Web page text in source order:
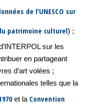
de l’UNESCO sur
patrimoine culturel) ;
sur les
en partageant
d’art volées ;
telles que la
et la Convention